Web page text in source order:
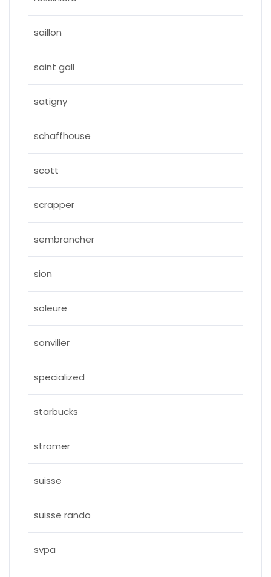
saillon
saint gall
satigny
schaffhouse
scott
scrapper
sembrancher
sion
soleure
sonvilier
specialized
starbucks
stromer
suisse
suisse rando
svpa